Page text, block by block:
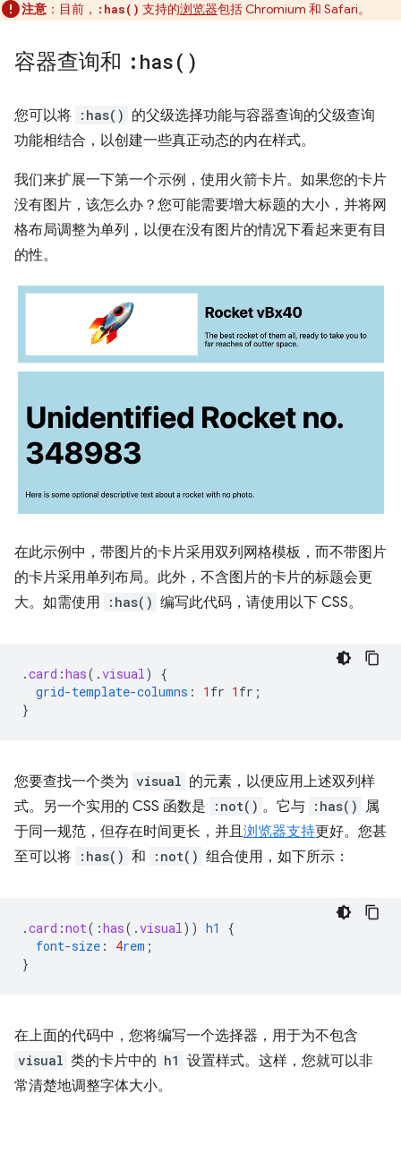
注意 ：目前， :has() 支持的浏览器包括 Chromium 和 Safari。
容器查询和 : has( )
您可以将 :has() 的父级选择功能与容器查询的父级查询
功能相结合，以创建一些真正动态的内在样式。
我们来扩展一下第一个示例，使用火箭卡片。如果您的卡片
没有图片，该怎么办？您可能需要增大标题的大小，并将网
格布局调整为单列，以便在没有图片的情况下看起来更有目
的性。
在此示例中，带图片的卡片采用双列网格模板，而不带图片
的卡片采用单列布局。此外，不含图片的卡片的标题会更
大。如需使用
:has() 编写此代码，请使用以下 CSS。
.card :has( .visual)
{
grid-template-columns : 1 fr 1 fr ;
}
您要查找一个类为 visual 的元素，以便应用上述双列样
式。另一个实用的 CSS 函数是
:not() 。它与 :has() 属
于同一规范，但存在时间更长，并且浏览器支持更好。您甚
至可以将 :has() 和 :not() 组合使用，如下所示：
.card :not( :has( .visual)) h1
{
font-size : 4rem ;
}
在上面的代码中，您将编写一个选择器，用于为不包含
visual 类的卡片中的 h1 设置样式。这样，您就可以非
常清楚地调整字体大小。